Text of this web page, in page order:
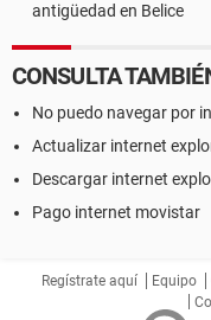
antigüedad en Belice
CONSULTA
No puedo navegar por
Actualizar internet
Descargar internet
Pago internet movistar
Regístrate aquí Equipo